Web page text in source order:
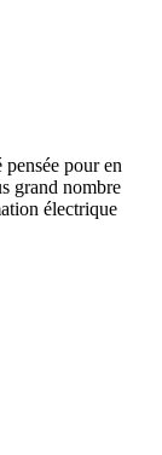
pour en
grand nombre
électrique